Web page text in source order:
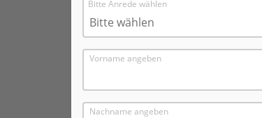
Bitte Anrede wählen
Bitte wählen
Vorname angeben
Nachname angeben